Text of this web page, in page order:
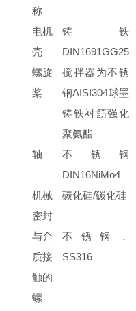
称
电机
壳
铸铁
DIN1691GG25
螺旋
桨
搅拌器为不锈
钢AISI304球墨
铸铁衬筋强化
聚氨酯
轴
不锈钢
DIN16NiMo4
机械
密封
碳化硅/碳化硅
与介
质接
触的
螺
不锈钢，
SS316